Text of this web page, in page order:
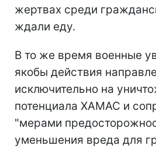
жертвах среди
ждали еду.
В то же время военные
якобы действия
исключительно на
потенциала ХАМАС и
"мерами
уменьшения вреда для